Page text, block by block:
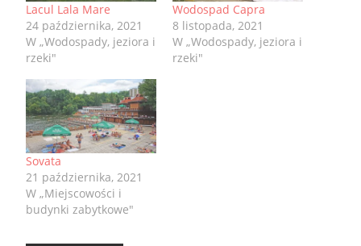
Lacul Lala Mare
24 października, 2021
W „Wodospady, jeziora i
rzeki"
Wodospad Capra
8 listopada, 2021
W „Wodospady, jeziora i
rzeki"
Sovata
21 października, 2021
W „Miejscowości i
budynki zabytkowe"